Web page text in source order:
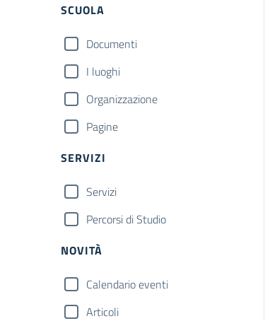
Filtri
SCUOLA
Documenti
I luoghi
Organizzazione
Pagine
SERVIZI
Servizi
Percorsi di Studio
NOVITÀ
Calendario eventi
Articoli